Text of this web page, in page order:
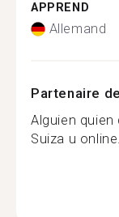
APPREND
Allemand
Partenaire
Alguien quien
Suiza u